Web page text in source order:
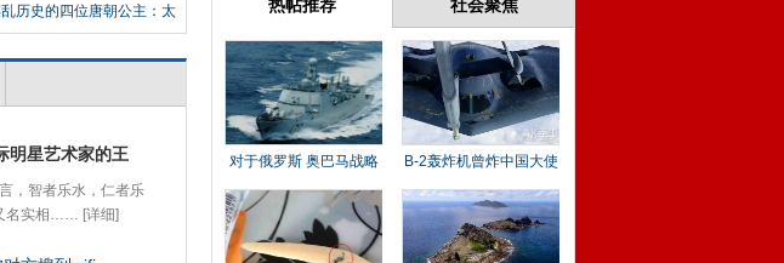
历史的四位唐朝公主：太
平